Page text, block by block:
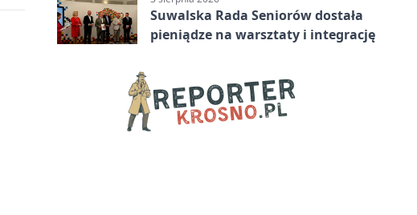
Suwalska Rada Seniorów dostała
pieniądze na warsztaty i integrację